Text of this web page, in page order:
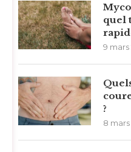
quel
9 mars
?
8